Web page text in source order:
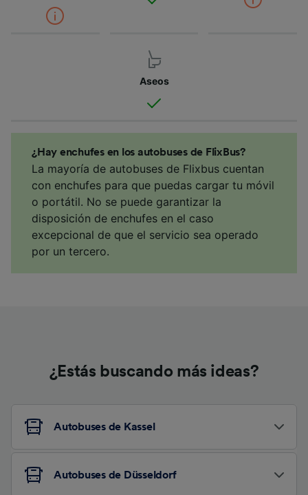
Aseos
¿Hay enchufes en los autobuses de FlixBus?
La mayoría de autobuses de Flixbus cuentan
con enchufes para que puedas cargar tu móvil
o portátil. No se puede garantizar la
disposición de enchufes en el caso
excepcional de que el servicio sea operado
por un tercero.
¿Estás buscando más ideas?
Autobuses de Kassel
Autobuses de Düsseldorf